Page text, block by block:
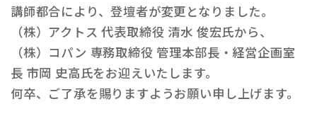
講師都合により、登壇者が変更となりました。
（株）アクトス 代表取締役 清水 俊宏氏から、
（株）コパン 専務取締役 管理本部長・経営企画室
長 市岡 史高氏をお迎えいたします。
何卒、ご了承を賜りますようお願い申し上げます。